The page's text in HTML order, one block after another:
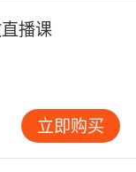
包中，特意设
景，学员需理
俗用语背后的
学者Jones强
力与文化智商
播课
立即购买